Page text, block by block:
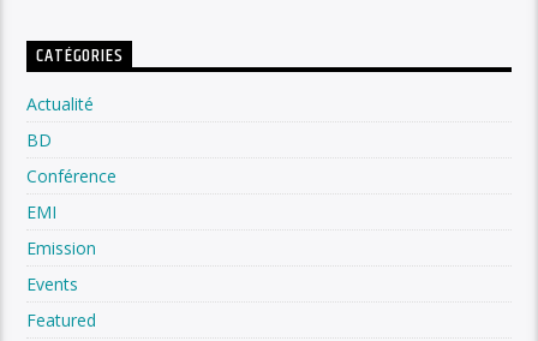
CATÉGORIES
Actualité
BD
Conférence
EMI
Emission
Events
Featured